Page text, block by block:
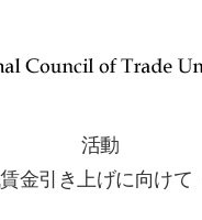
活動
金引き上げに向けて